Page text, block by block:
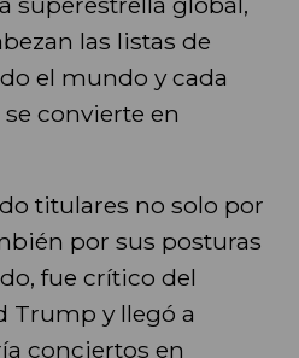
las listas de
el mundo y cada
convierte en
titulares no solo por
por sus posturas
fue crítico del
Trump y llegó a
conciertos en